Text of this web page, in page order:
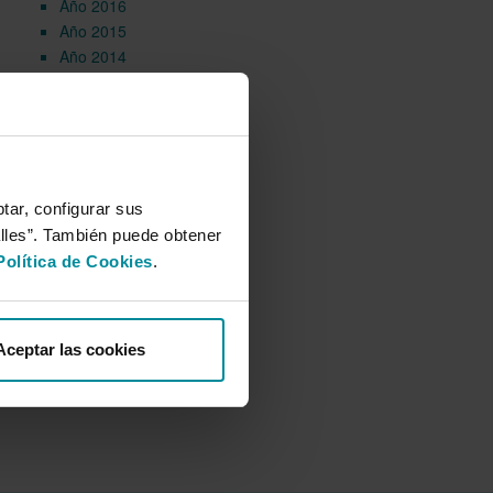
configurar sus
También puede obtener
de Cookies.
las cookies
Año 2016
Año 2015
Año 2014